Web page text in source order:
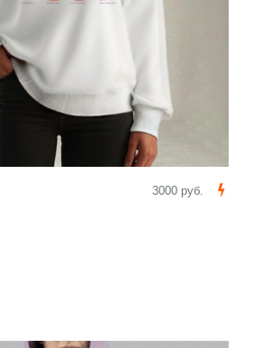
3000 руб.